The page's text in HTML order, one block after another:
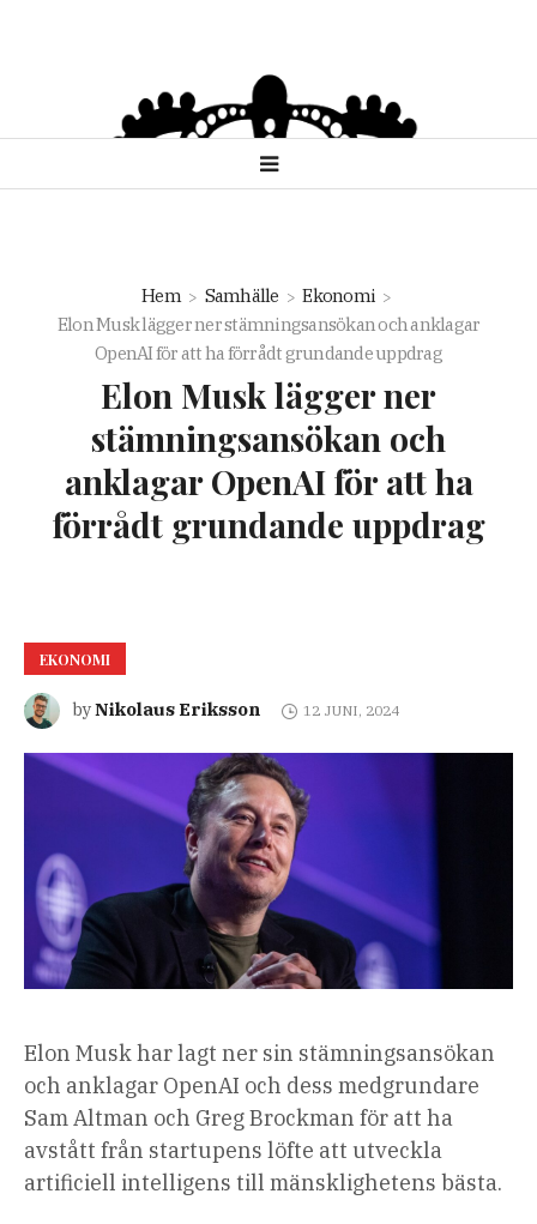
Hem Samhälle
Ekonomi
Elon Musk lägger ner stämningsansökan och anklagar
OpenAI för att ha förrådt grundande uppdrag
Elon Musk lägger ner
stämningsansökan och
anklagar OpenAI för att ha
förrådt grundande uppdrag
EKONOMI
byNikolaus Eriksson 12 JUNI, 2024
Elon Musk har lagt ner sin stämningsansökan
och anklagar OpenAI och dess medgrundare
Sam Altman och Greg Brockman för att ha
avstått från startupens löfte att utveckla
artificiell intelligens till mänsklighetens bästa.